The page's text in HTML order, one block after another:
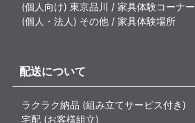
(個人向け) 東京品川 / 家具体験コーナー
(個人・法人) その他 / 家具体験場所
配送について
ラクラク納品 (組み立てサービス付き)
宅配 (お客様組立)